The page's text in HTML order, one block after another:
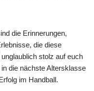
die Erinnerungen,
die diese
stolz auf euch
die nächste Altersklasse
im Handball.